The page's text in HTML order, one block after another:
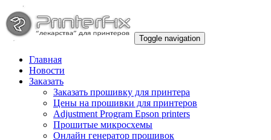
Toggle navigation
Главная
Новости
Заказать
Заказать прошивку для принтера
Цены на прошивки для принтеров
Adjustment Program Epson printers
Прошитые микросхемы
Онлайн генератор прошивок